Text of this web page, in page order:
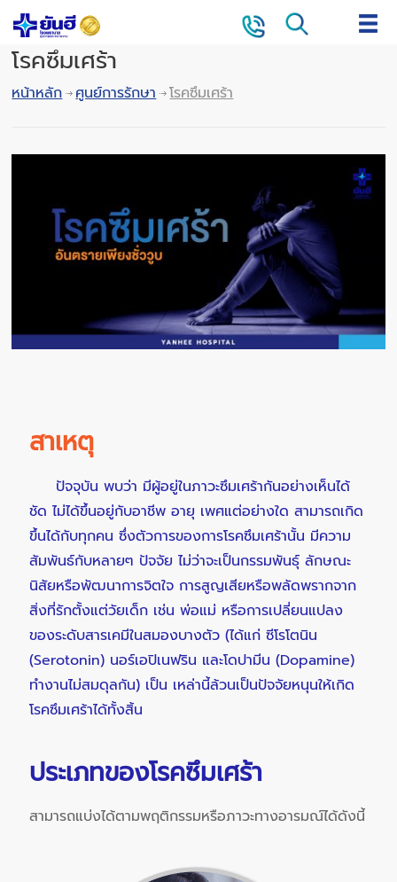
โรคซึมเศร้า
หน้าหลัก ศูนย์การรักษา โรคซึมเศร้า
สาเหตุ
ปัจจุบัน พบว่า มีผู้อยู่ในภาวะซึมเศร้ากันอย่างเห็นได้
ชัด ไม่ได้ขึ้นอยู่กับอาชีพ อายุ เพศแต่อย่างใด สามารถเกิด
ขึ้นได้กับทุกคน ซึ่งตัวการของการโรคซึมเศร้านั้น มีความ
สัมพันธ์กับหลายๆ ปัจจัย ไม่ว่าจะเป็นกรรมพันธุ์ ลักษณะ
นิสัยหรือพัฒนาการจิตใจ การสูญเสียหรือพลัดพรากจาก
สิ่งที่รักตั้งแต่วัยเด็ก เช่น พ่อแม่ หรือการเปลี่ยนแปลง
ของระดับสารเคมีในสมองบางตัว (ได้แก่ ซีโรโตนิน
(Serotonin) นอร์เอปิเนฟริน และโดปามีน (Dopamine)
ทำงานไม่สมดุลกัน) เป็น เหล่านี้ล้วนเป็นปัจจัยหนุนให้เกิด
โรคซึมเศร้าได้ทั้งสิ้น
ประเภทของโรคซึมเศร้า
สามารถแบ่งได้ตามพฤติกรรมหรือภาวะทางอารมณ์ได้ดังนี้